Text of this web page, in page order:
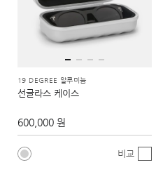
19 DEGREE 알루미늄
선글라스 케이스
600,000 원
비교